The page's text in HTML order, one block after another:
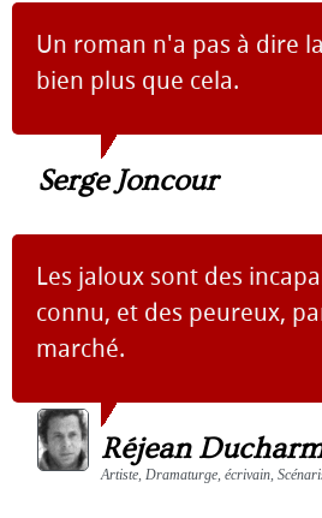
Un roman n'a pas à dire
bien plus que cela.
Serge Joncour
Les jaloux sont des
connu, et des peureux,
marché.
Réjean
Artiste, Dramaturge, écrivain,